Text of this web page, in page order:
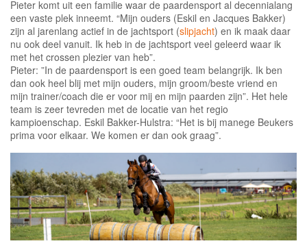
Pieter komt uit een familie waar de paardensport al decennialang
een vaste plek inneemt. “Mijn ouders (Eskil en Jacques Bakker)
zijn al jarenlang actief in de jachtsport (slipjacht) en ik maak daar
nu ook deel vanuit. Ik heb in de jachtsport veel geleerd waar ik
met het crossen plezier van heb”.
Pieter: ”In de paardensport is een goed team belangrijk. Ik ben
dan ook heel blij met mijn ouders, mijn groom/beste vriend en
mijn trainer/coach die er voor mij en mijn paarden zijn”. Het hele
team is zeer tevreden met de locatie van het regio
kampioenschap. Eskil Bakker-Hulstra: “Het is bij manege Beukers
prima voor elkaar. We komen er dan ook graag”.